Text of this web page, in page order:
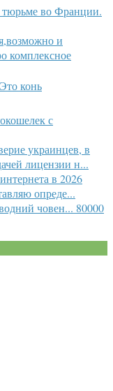
тюрьме во Франции.
и
комплексное
конь
с
украинцев, в
лицензии н...
в 2026
опреде...
човен... 80000